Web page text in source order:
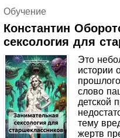
главе этого
сложилась в текущем,
заключительной главе я
пофантазировать и
жулики и мошенники в
и далее. Таким образом, я
полезен не только для
будущих поколений.
в лапы мошенников!
Обучение
Константин
сексология для
Это
истории
слово
детской
тему
жертв